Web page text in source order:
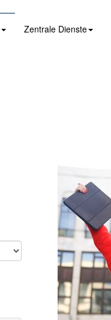
Zentrale Dienste